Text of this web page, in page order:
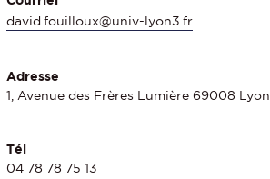
david.fouilloux@univ-lyon3.fr
Adresse
1, Avenue des Frères Lumière 69008 Lyon
Tél
04 78 78 75 13